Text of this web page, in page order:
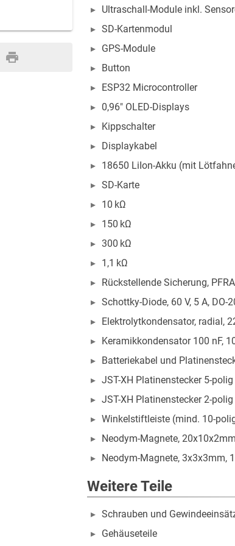
Ultraschall-Module inkl.
SD-Kartenmodul
GPS-Module
Button
ESP32 Microcontroller
0,96" OLED-Displays
Kippschalter
Displaykabel
18650 LiIon-Akku (mit
SD-Karte
10 kΩ
150 kΩ
300 kΩ
1,1 kΩ
Rückstellende Sicherung, PFRA
Schottky-Diode, 60 V, 5 A, DO-
Elektrolytkondensator, radial,
Keramikkondensator 100 nF,
Batteriekabel und
JST-XH Platinenstecker 5-polig
JST-XH Platinenstecker 2-polig
Winkelstiftleiste (mind. 10-
Neodym-Magnete,
Neodym-Magnete, 3x3x3mm,
Weitere Teile
Schrauben und
Gehäuseteile